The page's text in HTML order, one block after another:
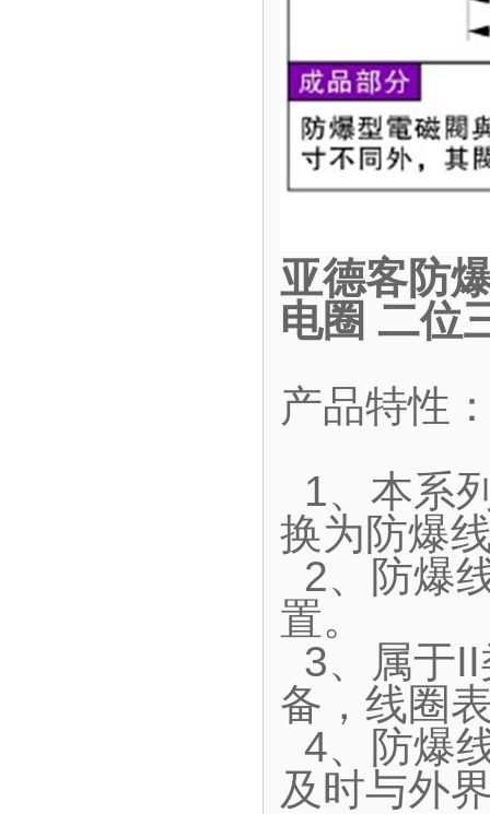
亚德客防
电圈 二位
产品特性
1、本系
换为防爆
2、防爆
置。
3、属于
备，线圈
4、防爆
及时与外